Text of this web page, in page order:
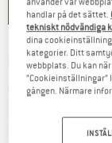
QUIKSILVER -
(0)
handlar på det sättet.
tekniskt nödvändiga
dina
kategorier. Ditt
webbplats. Du kan
gången. Närmare